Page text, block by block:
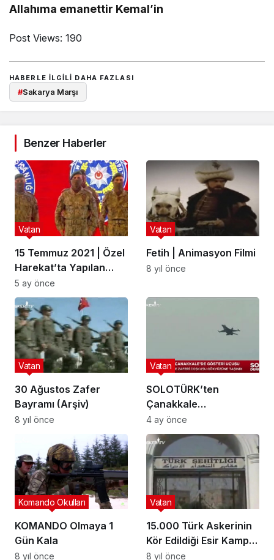
Allahıma emanettir Kemal’in
Post Views: 190
HABERLE ILGILI DAHA FAZLASI
#Sakarya Marşı
Benzer Haberler
15 Temmuz 2021 | Özel
Harekat’ta Yapılan
Tören
Vatan
5 ay önce
Fetih | Animasyon Filmi
Vatan
8 yıl önce
30 Ağustos Zafer
Bayramı (Arşiv)
Vatan
8 yıl önce
SOLOTÜRK’ten
Çanakkale
Semalarında Nefes
Kesen Gösteri: 18 Mart
Coşkusu Gökyüzüne
Taşındı
Vatan
4 ay önce
KOMANDO Olmaya 1
Gün Kala
Komando Okulları
8 yıl önce
15.000 Türk Askerinin
Kör Edildiği Esir Kampı
Seydibeşir
Vatan
8 yıl önce